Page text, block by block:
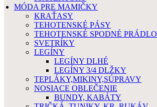
MÓDA PRE MAMIČKY
KRAŤASY
TEHOTENSKÉ PÁSY
TEHOTENSKÉ SPODNÉ PRÁDLO
SVETRÍKY
LEGÍNY
LEGÍNY DLHÉ
LEGÍNY 3/4 DLŽKY
TEPLÁKY,MIKINY,SÚPRAVY
NOSIACE OBLEČENIE
BUNDY, KABÁTY